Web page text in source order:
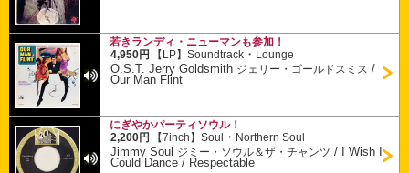
若きランディ・ニューマンも参加！
4,950円
【LP】Soundtrack ・ Lounge
O.S.T. Jerry Goldsmith ジェリー・ゴールドスミス /
Our Man Flint
にぎやかパーティソウル！
2,200円
【7inch】Soul ・ Northern Soul
Jimmy Soul ジミー・ソウル＆ザ・チャンツ / I Wish I
Could Dance / Respectable